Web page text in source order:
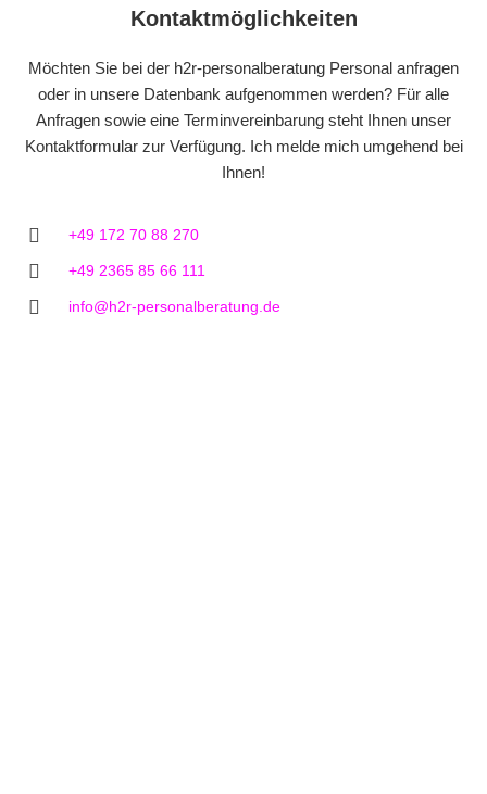
Kontaktmöglichkeiten
Möchten Sie bei der h2r-personalberatung Personal anfragen
oder in unsere Datenbank aufgenommen werden? Für alle
Anfragen sowie eine Terminvereinbarung steht Ihnen unser
Kontaktformular zur Verfügung. Ich melde mich umgehend bei
Ihnen!
+49 172 70 88 270
+49 2365 85 66 111
info@h2r-personalberatung.de